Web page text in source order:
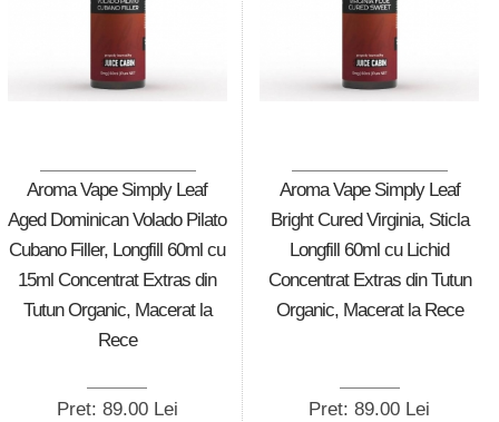
Aroma Vape Simply Leaf
Aged Dominican Volado Pilato
Cubano Filler, Longfill 60ml cu
15ml Concentrat Extras din
Tutun Organic, Macerat la
Rece
Pret: 89.00 Lei
Aroma Vape Simply Leaf
Bright Cured Virginia, Sticla
Longfill 60ml cu Lichid
Concentrat Extras din Tutun
Organic, Macerat la Rece
Pret: 89.00 Lei